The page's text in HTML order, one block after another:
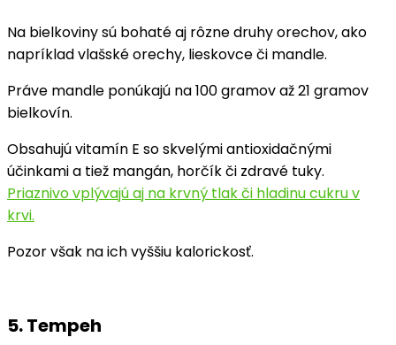
Na bielkoviny sú bohaté aj rôzne druhy orechov, ako
napríklad vlašské orechy, lieskovce či mandle.
Práve mandle ponúkajú na 100 gramov až 21 gramov
bielkovín.
Obsahujú vitamín E so skvelými antioxidačnými
účinkami a tiež mangán, horčík či zdravé tuky.
Priaznivo vplývajú aj na krvný tlak či hladinu cukru v
krvi.
Pozor však na ich vyššiu kalorickosť.
5. Tempeh